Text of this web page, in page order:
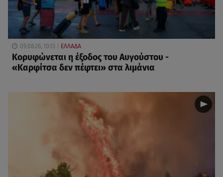
09.08.26, 10:13 ΕΛΛΑΔΑ
Κορυφώνεται η έξοδος του Αυγούστου -
«Καρφίτσα δεν πέφτει» στα λιμάνια